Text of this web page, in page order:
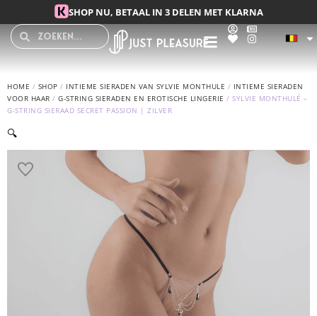
naar
SHOP NU, BETAAL IN 3 DELEN MET KLARNA
SearchSearch
HOME / SHOP / INTIEME SIERADEN VAN SYLVIE MONTHULE / INTIEME SIERADEN
VOOR HAAR / G-STRING SIERADEN EN EROTISCHE LINGERIE / SYLVIE MONTHULÉ –
G-STRING SIERAAD SECRET PASSION | ZILVER
🔍